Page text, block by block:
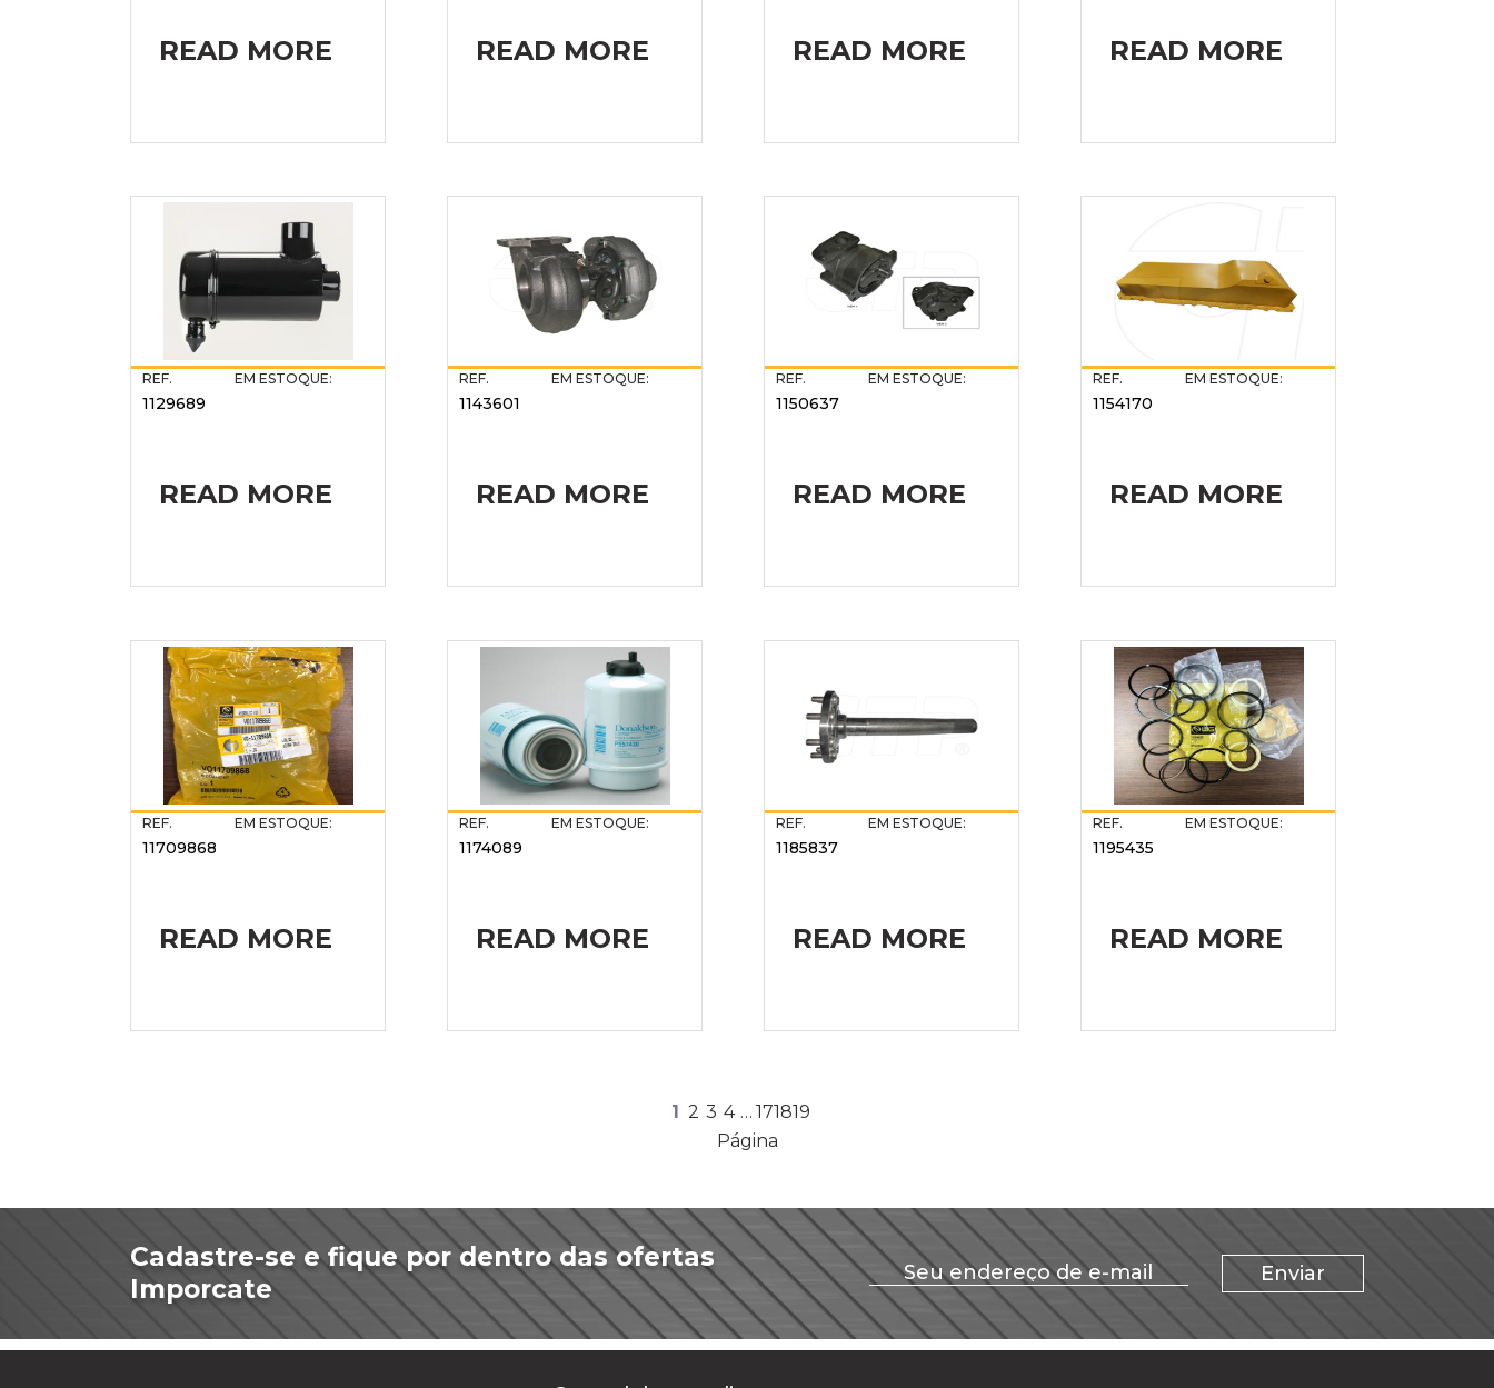
READ MORE READ MORE READ MORE READ MORE
REF. EM ESTOQUE:
1129689
READ MORE
REF. EM ESTOQUE:
1143601
READ MORE
REF. EM ESTOQUE:
1150637
READ MORE
REF. EM ESTOQUE:
1154170
READ MORE
REF. EM ESTOQUE:
11709868
READ MORE
REF. EM ESTOQUE:
1174089
READ MORE
REF. EM ESTOQUE:
1185837
READ MORE
REF. EM ESTOQUE:
1195435
READ MORE
1 2 3 4 … 171819
Página
Cadastre-se e fique por dentro das ofertas
Imporcate